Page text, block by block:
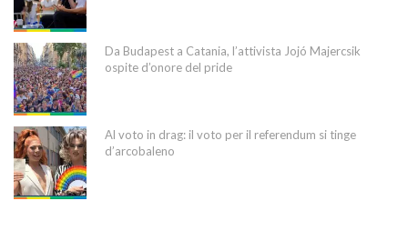
Da Budapest a Catania, l’attivista Jojó Majercsik
ospite d’onore del pride
Al voto in drag: il voto per il referendum si tinge
d’arcobaleno